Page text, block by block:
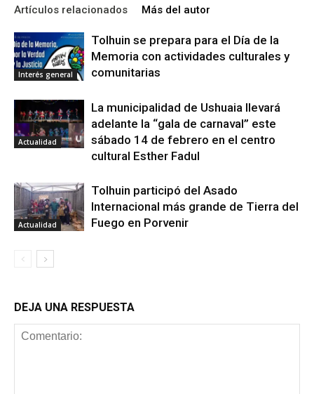
Artículos relacionados Más del autor
Interés general
Tolhuin se prepara para el Día de la
Memoria con actividades culturales y
comunitarias
Actualidad
La municipalidad de Ushuaia llevará
adelante la “gala de carnaval” este
sábado 14 de febrero en el centro
cultural Esther Fadul
Actualidad
Tolhuin participó del Asado
Internacional más grande de Tierra del
Fuego en Porvenir
DEJA UNA RESPUESTA